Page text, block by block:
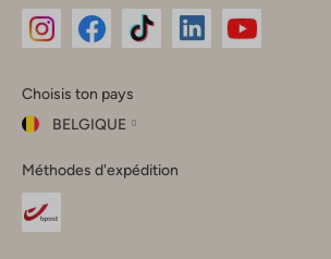
Instagram
Facebook
TikTok
Choisis ton pays
BELGIQUE
ton
pays
Fermer
Méthodes d'expédition